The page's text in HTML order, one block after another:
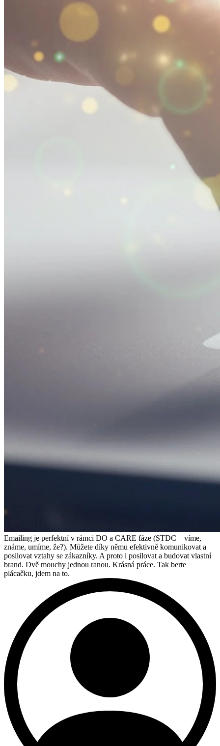
Emailing je perfektní v rámci DO a CARE fáze (STDC – víme,
známe, umíme, že?). Můžete díky němu efektivně komunikovat a
posilovat vztahy se zákazníky. A proto i posilovat a budovat vlastní
brand. Dvě mouchy jednou ranou. Krásná práce. Tak berte
plácačku, jdem na to.